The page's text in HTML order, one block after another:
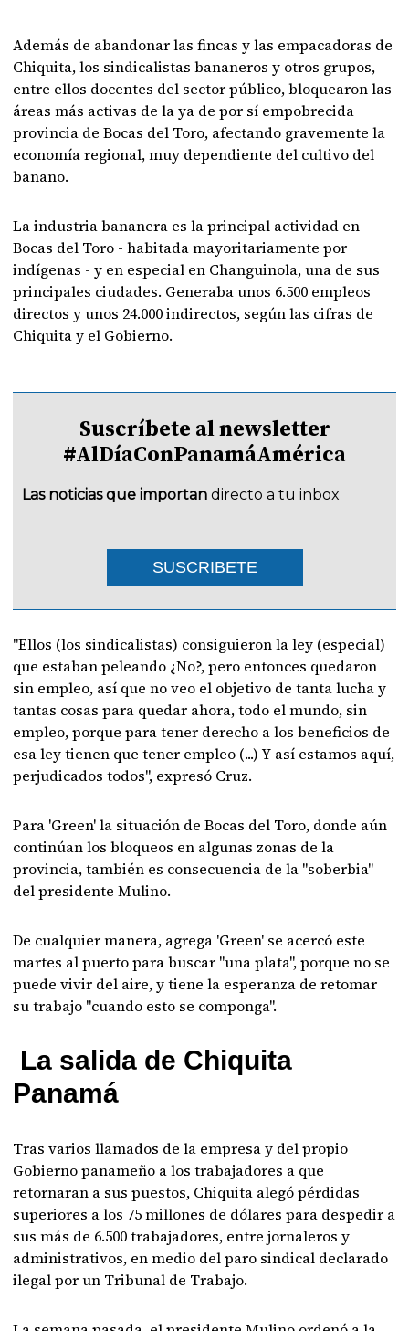
Además de abandonar las fincas y las empacadoras de
Chiquita, los sindicalistas bananeros y otros grupos,
entre ellos docentes del sector público, bloquearon las
áreas más activas de la ya de por sí empobrecida
provincia de Bocas del Toro, afectando gravemente la
economía regional, muy dependiente del cultivo del
banano.
La industria bananera es la principal actividad en
Bocas del Toro - habitada mayoritariamente por
indígenas - y en especial en Changuinola, una de sus
principales ciudades. Generaba unos 6.500 empleos
directos y unos 24.000 indirectos, según las cifras de
Chiquita y el Gobierno.
Suscríbete al newsletter
#AlDíaConPanamáAmérica
Las noticias que importan directo a tu inbox
SUSCRIBETE
"Ellos (los sindicalistas) consiguieron la ley (especial)
que estaban peleando ¿No?, pero entonces quedaron
sin empleo, así que no veo el objetivo de tanta lucha y
tantas cosas para quedar ahora, todo el mundo, sin
empleo, porque para tener derecho a los beneficios de
esa ley tienen que tener empleo (...) Y así estamos aquí,
perjudicados todos", expresó Cruz.
Para 'Green' la situación de Bocas del Toro, donde aún
continúan los bloqueos en algunas zonas de la
provincia, también es consecuencia de la "soberbia"
del presidente Mulino.
De cualquier manera, agrega 'Green' se acercó este
martes al puerto para buscar "una plata", porque no se
puede vivir del aire, y tiene la esperanza de retomar
su trabajo "cuando esto se componga".
La salida de Chiquita
Panamá
Tras varios llamados de la empresa y del propio
Gobierno panameño a los trabajadores a que
retornaran a sus puestos, Chiquita alegó pérdidas
superiores a los 75 millones de dólares para despedir a
sus más de 6.500 trabajadores, entre jornaleros y
administrativos, en medio del paro sindical declarado
ilegal por un Tribunal de Trabajo.